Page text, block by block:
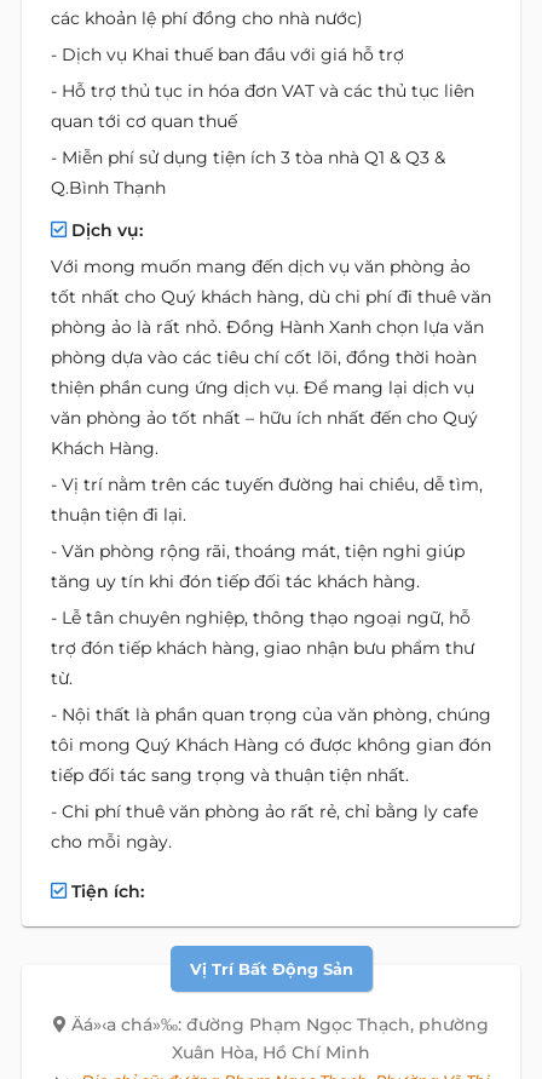
các khoản lệ phí đồng cho nhà nước)
- Dịch vụ Khai thuế ban đầu với giá hỗ trợ
- Hỗ trợ thủ tục in hóa đơn VAT và các thủ tục liên
quan tới cơ quan thuế
- Miễn phí sử dụng tiện ích 3 tòa nhà Q1 & Q3 &
Q.Bình Thạnh
Dịch vụ:
Với mong muốn mang đến dịch vụ văn phòng ảo
tốt nhất cho Quý khách hàng, dù chi phí đi thuê văn
phòng ảo là rất nhỏ. Đồng Hành Xanh chọn lựa văn
phòng dựa vào các tiêu chí cốt lõi, đồng thời hoàn
thiện phần cung ứng dịch vụ. Để mang lại dịch vụ
văn phòng ảo tốt nhất – hữu ích nhất đến cho Quý
Khách Hàng.
- Vị trí nằm trên các tuyến đường hai chiều, dễ tìm,
thuận tiện đi lại.
- Văn phòng rộng rãi, thoáng mát, tiện nghi giúp
tăng uy tín khi đón tiếp đối tác khách hàng.
- Lễ tân chuyên nghiệp, thông thạo ngoại ngữ, hỗ
trợ đón tiếp khách hàng, giao nhận bưu phẩm thư
từ.
- Nội thất là phần quan trọng của văn phòng, chúng
tôi mong Quý Khách Hàng có được không gian đón
tiếp đối tác sang trọng và thuận tiện nhất.
- Chi phí thuê văn phòng ảo rất rẻ, chỉ bằng ly cafe
cho mỗi ngày.
Tiện ích:
Vị Trí Bất Động Sản
Äá»‹a chá»‰: đường Phạm Ngọc Thạch, phường
Xuân Hòa, Hồ Chí Minh